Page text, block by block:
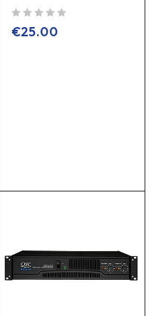
€25.00